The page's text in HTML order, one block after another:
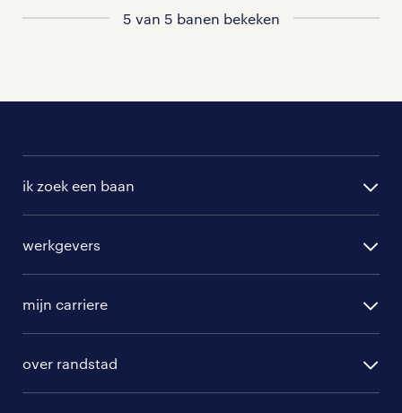
5 van 5 banen bekeken
ik zoek een baan
randstad professional
randstad digital
werkgevers
hr-diensten
branches
mijn carriere
over randstad